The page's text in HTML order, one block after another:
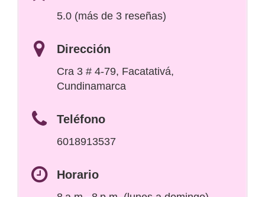
5.0 (más de 3 reseñas)
Dirección
Cra 3 # 4-79, Facatativá,
Cundinamarca
Teléfono
6018913537
Horario